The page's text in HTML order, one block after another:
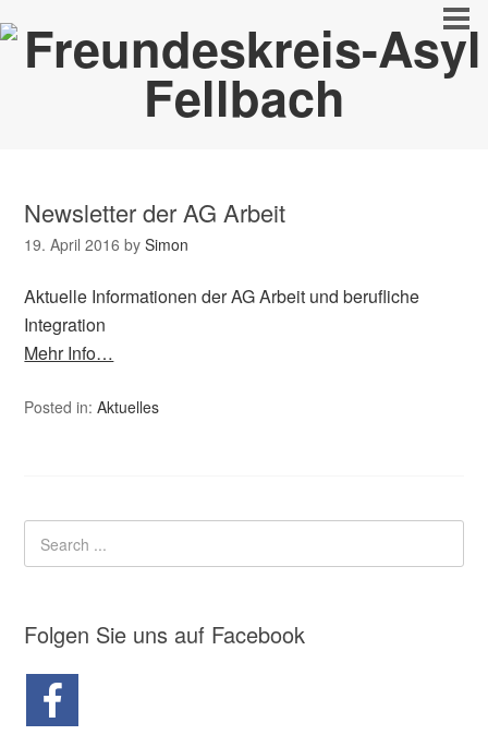
Newsletter der AG Arbeit
19. April 2016 bySimon
Aktuelle Informationen der AG Arbeit und berufliche
Integration
Mehr Info…
Posted in:Aktuelles
Folgen Sie uns auf Facebook